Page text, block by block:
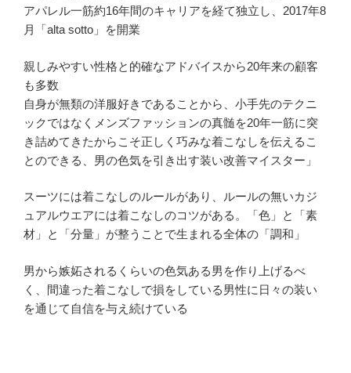
アパレル一筋約16年間のキャリアを経て独立し、2017年8
月「alta sotto」を開業
親しみやすい性格と的確なアドバイスから20年来の顧客
も多数
自身が無類の洋服好きであることから、小手先のテクニ
ックではなくメンズファッションの真髄を20年一筋に突
き詰めてきたからこそ正しく巧みな着こなしを伝えるこ
とのできる、男の色気を引き出す装い改善マイスター」
スーツには着こなしのルールがあり、ルールの無いカジ
ュアルウエアには着こなしのコツがある。「色」と「素
材」と「分量」が整うことで生まれる全体の「調和」
男から嫉妬されるくらいの色気ある男を作り上げるべ
く、間違った着こなしで損をしている男性に日々の装い
を通じて自信を与え続けている